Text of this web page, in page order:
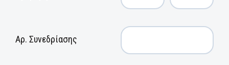
Αρ. Συνεδρίασης